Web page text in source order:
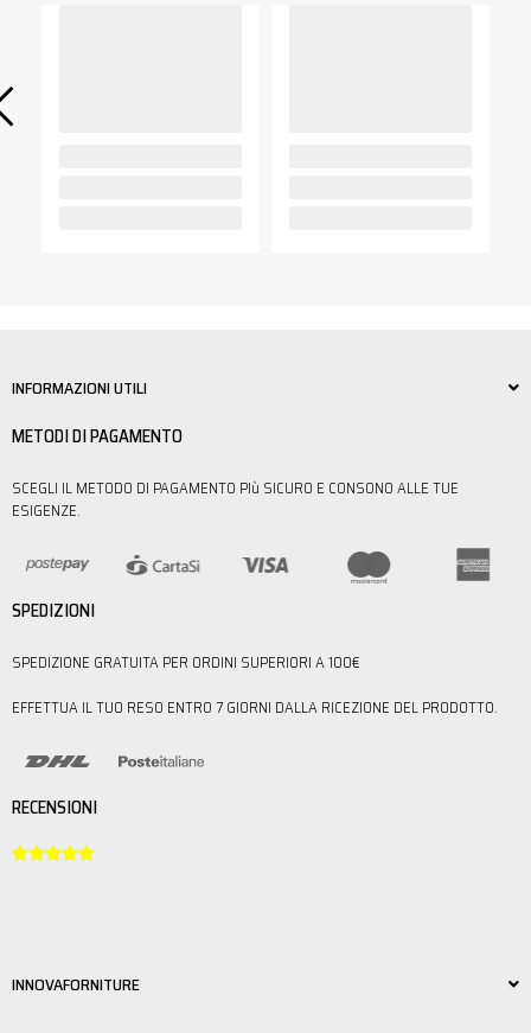
INFORMAZIONI UTILI
METODI DI PAGAMENTO
SCEGLI IL METODO DI PAGAMENTO PIù SICURO E CONSONO ALLE TUE
ESIGENZE.
SPEDIZIONI
SPEDIZIONE GRATUITA PER ORDINI SUPERIORI A 100€
EFFETTUA IL TUO RESO ENTRO 7 GIORNI DALLA RICEZIONE DEL PRODOTTO.
RECENSIONI

INNOVAFORNITURE